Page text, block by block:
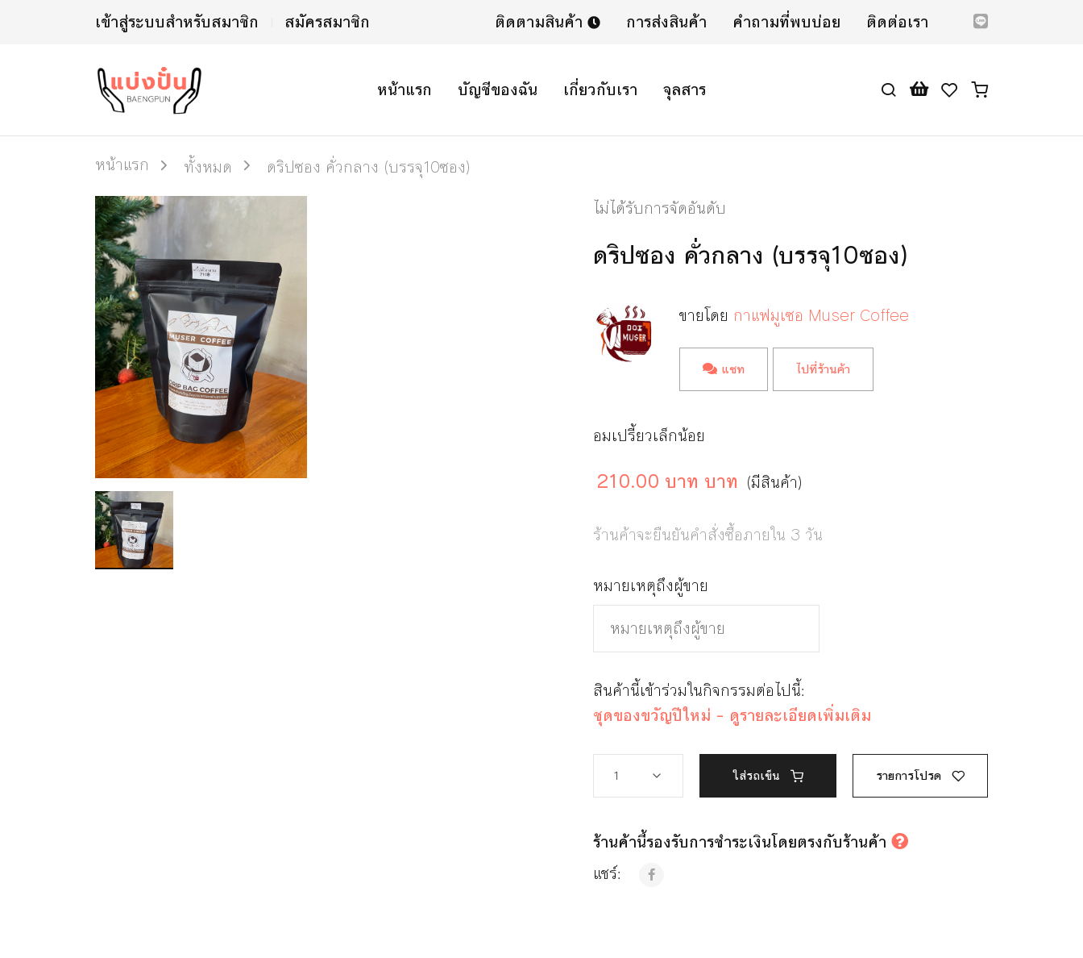
เข้าสู่ระบบสำหรับสมาชิก สมัครสมาชิก ติดตามสินค้า การส่งสินค้า คำถามที่พบบ่อย ติดต่อเรา
หน้าแรก บัญชีของฉัน เกี่ยวกับเรา จุลสาร
หน้าแรก ทั้งหมด
ดริปซอง คั่วกลาง (บรรจุ10ซอง)
ไม่ได้รับการจัดอันดับ
ดริปซอง คั่วกลาง (บรรจุ10ซอง)
ขายโดย กาแฟมูเซอ Muser Coffee
แชท ไปที่ร้านค้า
อมเปรี้ยวเล็กน้อย
210.00 บาท บาท (มีสินค้า)
ร้านค้าจะยืนยันคำสั่งซื้อภายใน 3 วัน
หมายเหตุถึงผู้ขาย
สินค้านี้เข้าร่วมในกิจกรรมต่อไปนี้:
ชุดของขวัญปีใหม่ - ดูรายละเอียดเพิ่มเติม
ใส่รถเข็น รายการโปรด
ร้านค้านี้รองรับการชำระเงินโดยตรงกับร้านค้า
แชร์: